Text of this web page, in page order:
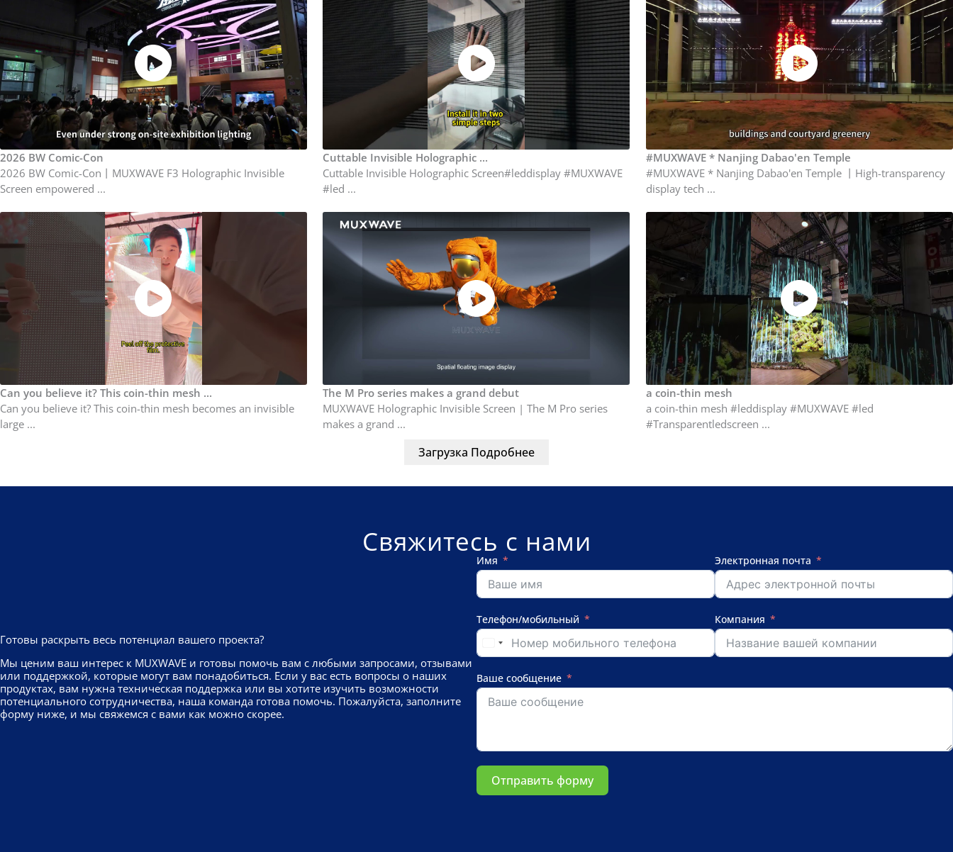
2026 BW Comic-Con
2026 BW Comic-Con丨MUXWAVE F3 Holographic Invisible
Screen empowered ...
Cuttable Invisible Holographic ...
Cuttable Invisible Holographic Screen#leddisplay #MUXWAVE
#led ...
#MUXWAVE * Nanjing Dabao'en Temple
#MUXWAVE * Nanjing Dabao'en Temple 丨High-transparency
display tech ...
Can you believe it? This coin-thin mesh ...
Can you believe it? This coin-thin mesh becomes an invisible
large ...
The M Pro series makes a grand debut
MUXWAVE Holographic Invisible Screen | The M Pro series
makes a grand ...
a coin-thin mesh
a coin-thin mesh #leddisplay #MUXWAVE #led
#Transparentledscreen ...
Загрузка Подробнее
Свяжитесь с нами
Готовы раскрыть весь потенциал вашего проекта?
Мы ценим ваш интерес к MUXWAVE и готовы помочь вам с любыми запросами, отзывами
или поддержкой, которые могут вам понадобиться. Если у вас есть вопросы о наших
продуктах, вам нужна техническая поддержка или вы хотите изучить возможности
потенциального сотрудничества, наша команда готова помочь. Пожалуйста, заполните
форму ниже, и мы свяжемся с вами как можно скорее.
Имя Электронная почта
Телефон/мобильный Компания
Ваше сообщение
Отправить форму